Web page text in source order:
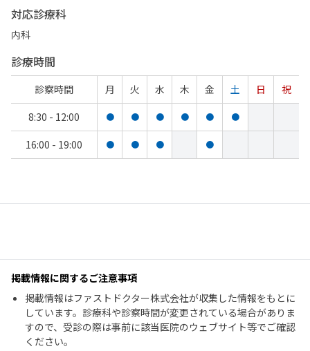
対応診療科
内科
診療時間
診察時間 月 火 水 木 金 土 日
祝
8:30 - 12:00
● ● ● ● ● ●
16:00 - 19:00 ● ● ● ●
掲載情報に関するご注意事項
掲載情報はファストドクター株式会社が収集した情報をもとに
しています。診療科や診察時間が変更されている場合がありま
すので、受診の際は事前に該当医院のウェブサイト等でご確認
ください。